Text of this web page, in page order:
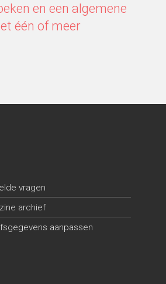
en een algemene
één of meer
vragen
archief
aanpassen